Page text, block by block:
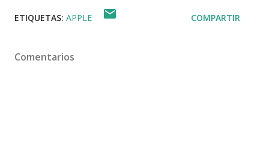
ETIQUETAS: APPLE COMPARTIR
Comentarios